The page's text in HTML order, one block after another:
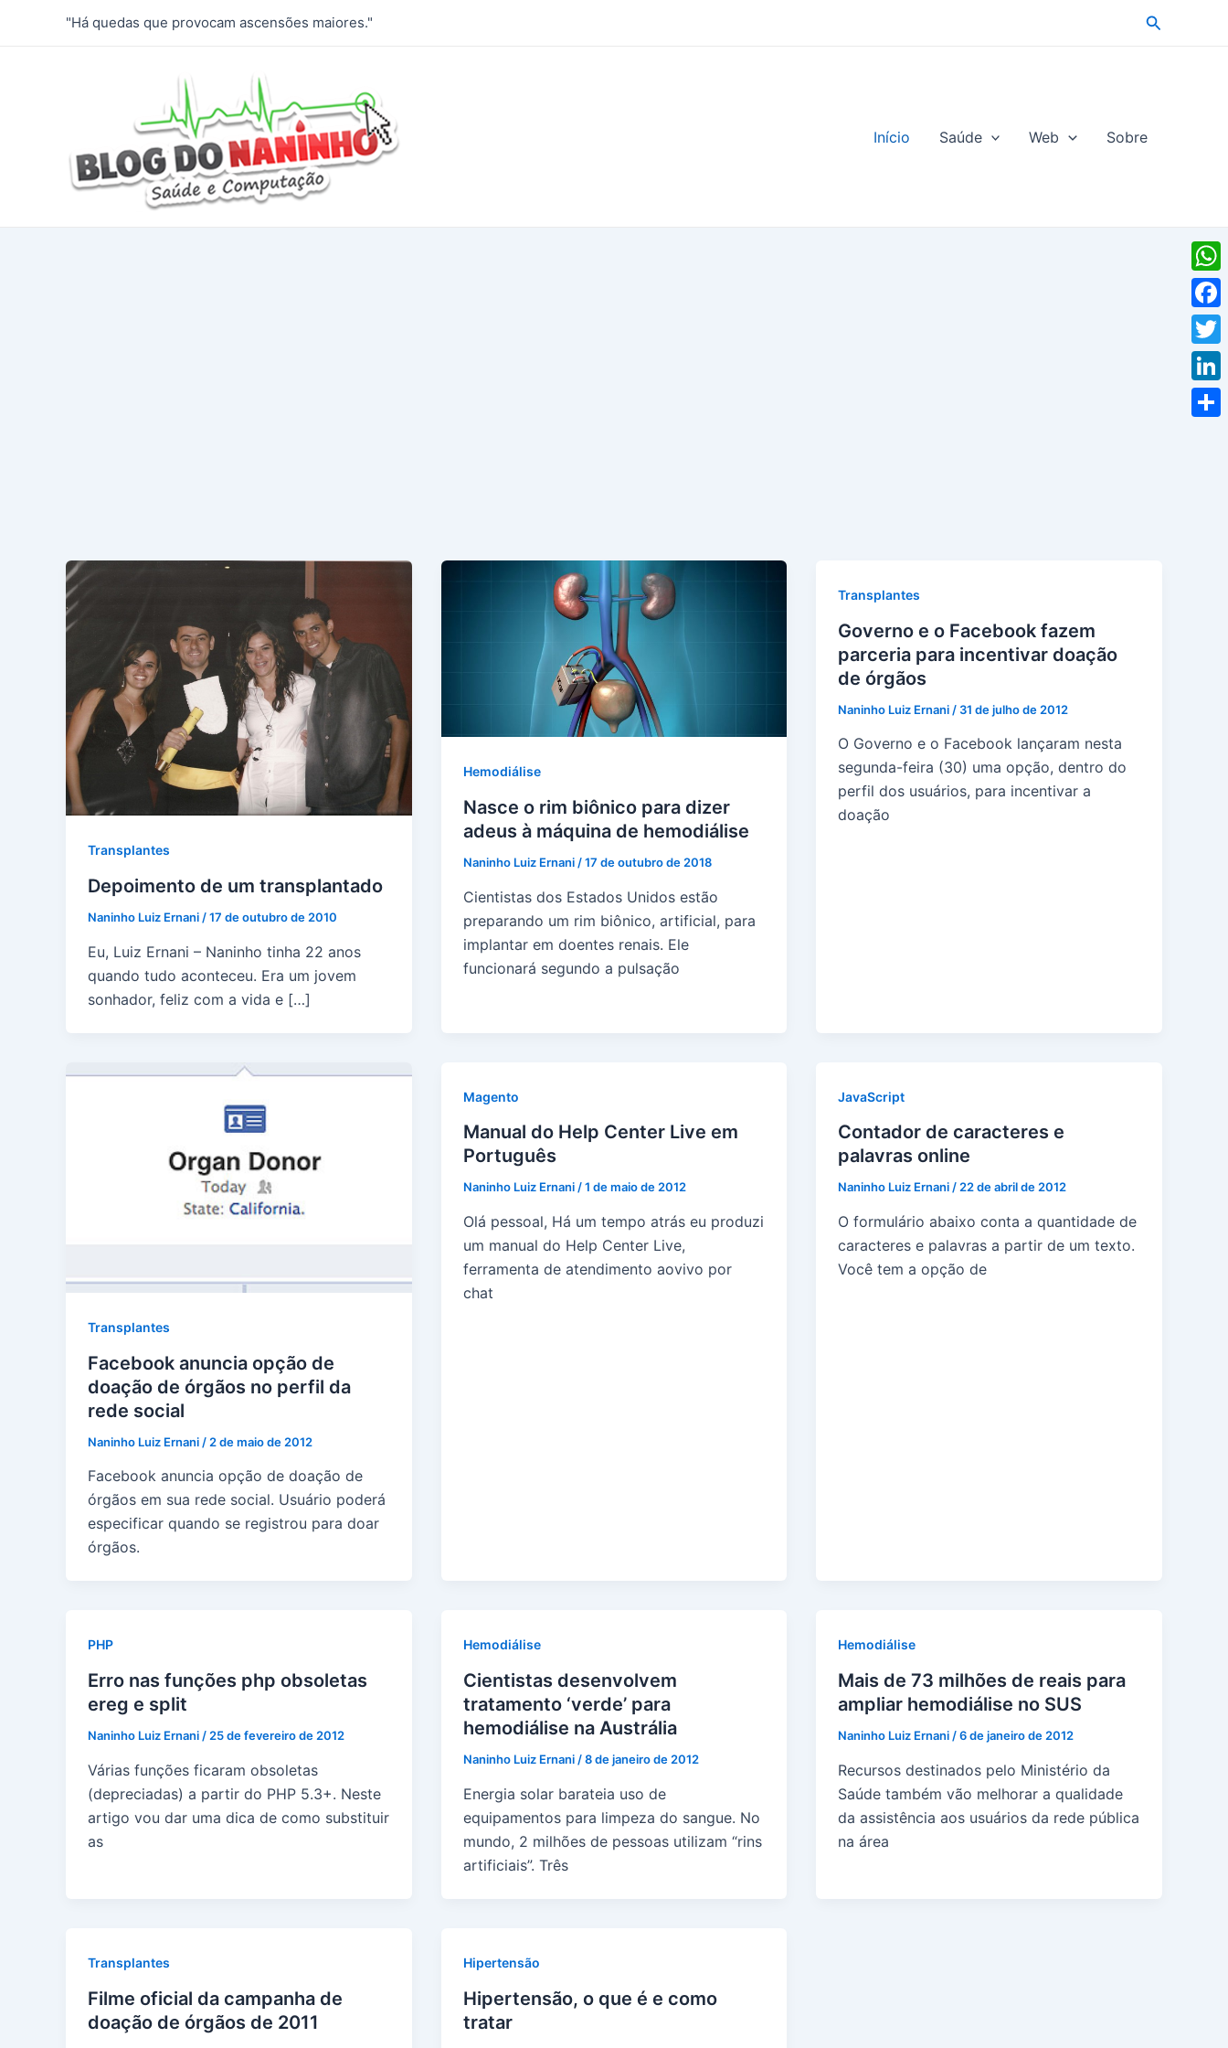
"Há quedas que provocam ascensões maiores." Pesquisar
Início Saúde Web Sobre
Transplantes
Depoimento de um transplantado
Naninho Luiz Ernani /17 de outubro de 2010
Eu, Luiz Ernani – Naninho tinha 22 anos
quando tudo aconteceu. Era um jovem
sonhador, feliz com a vida e […]
Hemodiálise
Nasce o rim biônico para dizer
adeus à máquina de hemodiálise
Naninho Luiz Ernani /17 de outubro de 2018
Cientistas dos Estados Unidos estão
preparando um rim biônico, artificial, para
implantar em doentes renais. Ele
funcionará segundo a pulsação
Transplantes
Governo e o Facebook fazem
parceria para incentivar doação
de órgãos
Naninho Luiz Ernani / 31 de julho de 2012
O Governo e o Facebook lançaram nesta
segunda-feira (30) uma opção, dentro do
perfil dos usuários, para incentivar a
doação
Transplantes
Facebook anuncia opção de
doação de órgãos no perfil da
rede social
Naninho Luiz Ernani / 2 de maio de 2012
Facebook anuncia opção de doação de
órgãos em sua rede social. Usuário poderá
especificar quando se registrou para doar
órgãos.
Magento
Manual do Help Center Live em
Português
Naninho Luiz Ernani/1 de maio de 2012
Olá pessoal, Há um tempo atrás eu produzi
um manual do Help Center Live,
ferramenta de atendimento aovivo por
chat
JavaScript
Contador de caracteres e
palavras online
Naninho Luiz Ernani/22 de abril de 2012
O formulário abaixo conta a quantidade de
caracteres e palavras a partir de um texto.
Você tem a opção de
PHP
Erro nas funções php obsoletas
ereg e split
Naninho Luiz Ernani/25 de fevereiro de 2012
Várias funções ficaram obsoletas
(depreciadas) a partir do PHP 5.3+. Neste
artigo vou dar uma dica de como substituir
as
Hemodiálise
Cientistas desenvolvem
tratamento ‘verde’ para
hemodiálise na Austrália
Naninho Luiz Ernani/8 de janeiro de 2012
Energia solar barateia uso de
equipamentos para limpeza do sangue. No
mundo, 2 milhões de pessoas utilizam “rins
artificiais”. Três
Hemodiálise
Mais de 73 milhões de reais para
ampliar hemodiálise no SUS
Naninho Luiz Ernani/6 de janeiro de 2012
Recursos destinados pelo Ministério da
Saúde também vão melhorar a qualidade
da assistência aos usuários da rede pública
na área
Transplantes
Filme oficial da campanha de
doação de órgãos de 2011
Hipertensão
Hipertensão, o que é e como
tratar